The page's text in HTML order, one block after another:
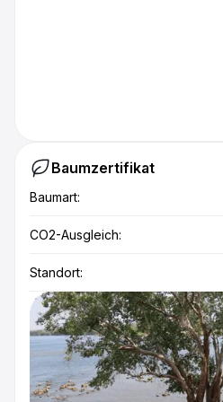
Baumzertifikat
Baumart:
CO2-Ausgleich:
Standort: